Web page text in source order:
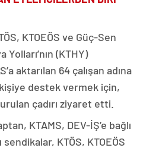
KTOEÖS ve Güç-Sen
(KTHY)
aktarılan 64 çalışan adına
destek vermek için,
çadırı ziyaret etti.
KTAMS, DEV-İŞ’e bağlı
KTÖS, KTOEÖS